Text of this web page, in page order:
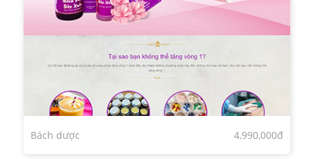
Bách dược 4,990,000đ